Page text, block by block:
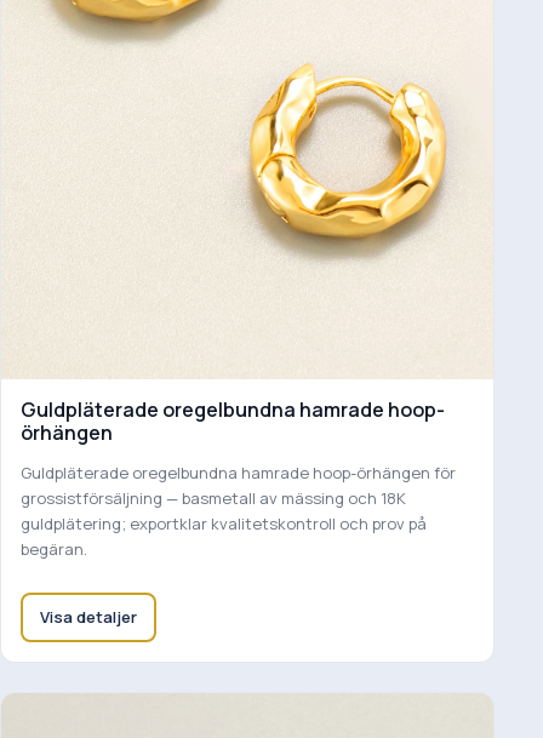
Guldpläterade oregelbundna hamrade hoop-
örhängen
Guldpläterade oregelbundna hamrade hoop-örhängen för
grossistförsäljning — basmetall av mässing och 18K
guldplätering; exportklar kvalitetskontroll och prov på
begäran.
Visa detaljer